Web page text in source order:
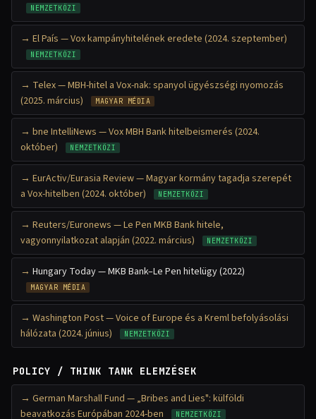
NEMZETKÖZI
El País — Vox kampányhitelének eredete (2024. szeptember)
NEMZETKÖZI
Telex — MBH-hitel a Vox-nak: spanyol ügyészségi nyomozás
(2025. március)
MAGYAR MÉDIA
bne IntelliNews — Vox MBH Bank hitelbeismerés (2024.
október)
NEMZETKÖZI
EurActiv/Eurasia Review — Magyar kormány tagadja szerepét
a Vox-hitelben (2024. október)
NEMZETKÖZI
Reuters/Euronews — Le Pen MKB Bank hitele,
vagyonnyilatkozat alapján (2022. március)
NEMZETKÖZI
Hungary Today — MKB Bank–Le Pen hitelügy (2022)
MAGYAR MÉDIA
Washington Post — Voice of Europe és a Kreml befolyásolási
hálózata (2024. június)
NEMZETKÖZI
POLICY / THINK TANK ELEMZÉSEK
German Marshall Fund — „Bribes and Lies": külföldi
beavatkozás Európában 2024-ben
NEMZETKÖZI